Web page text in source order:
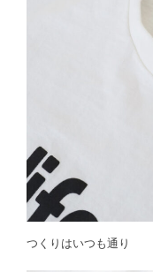
つくりはいつも通り